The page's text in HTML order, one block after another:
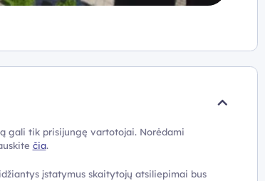
gali tik prisijungę vartotojai. Norėdami
čia.
įstatymus skaitytojų atsiliepimai bus